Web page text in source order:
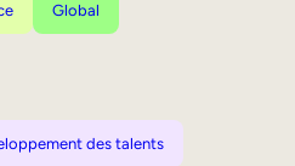
Global
des talents